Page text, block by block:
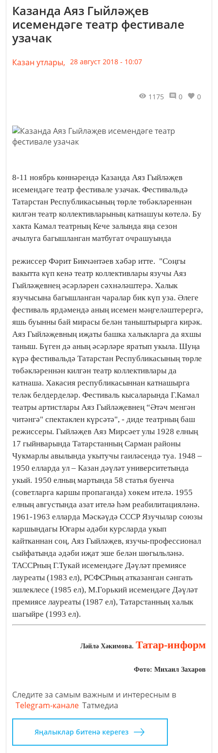
Казанда Аяз Гыйләҗев
исемендәге театр фестивале
узачак
Казан утлары, 28 август 2018 - 10:07
1175 0 0
8-11 ноябрь көннәрендә Казанда Аяз Гыйләҗев
исемендәге театр фестивале узачак. Фестивальдә
Татарстан Республикасының төрле төбәкләреннән
килгән театр коллективларының катнашуы көтелә. Бу
хакта Камал театрның Кече залында яңа сезон
ачылуга багышланган матбугат очрашуында
режиссер Фәрит Бикчәнтәев хәбәр итте. "Соңгы
вакытта күп кенә театр коллективлары язучы Аяз
Гыйләҗевнең әсәрләрен сәхнәләштерә. Халык
язучысына багышланган чаралар бик күп уза. Әлеге
фестиваль ярдәмендә аның исемен мәңгеләштерергә,
яшь буынны бай мирасы белән таныштырырга кирәк.
Аяз Гыйләҗевның иҗаты башка халыкларга да яхшы
таныш. Бүген дә аның әсәрләре яратып укыла. Шуңа
күрә фестивальдә Татарстан Республикасының төрле
төбәкләреннән килгән театр коллективлары да
катнаша. Хакасия республикасыннан катнашырга
теләк белдерделәр. Фестиваль кысаларында Г.Камал
театры артистлары Аяз Гыйләҗевнең “Әтәч менгән
читәнгә" спектаклен күрсәтә", - диде театрның баш
режиссеры. Гыйләҗев Аяз Мирсәет улы 1928 елның
17 гыйнварында Татарстанның Сарман районы
Чукмарлы авылында укытучы гаиләсендә туа. 1948 –
1950 елларда ул – Казан дәүләт университетында
укый. 1950 елның мартында 58 статья буенча
(советларга каршы пропаганда) хөкем ителә. 1955
елның августында азат ителә һәм реабилитацияләнә.
1961-1963 елларда Мәскәүдә СССР Язучылар союзы
каршындагы Югары әдәби курсларда укып
кайтканнан соң, Аяз Гыйләҗев, язучы-профессионал
сыйфатында әдәби иҗат эше белән шөгыльләнә.
ТАССРның Г.Тукай исемендәге Дәүләт премиясе
лауреаты (1983 ел), РСФСРның атказанган сәнгать
эшлеклесе (1985 ел), М.Горький исемендәге Дәүләт
премиясе лауреаты (1987 ел), Татарстанның халык
шагыйре (1993 ел).
Ләйлә Хәкимова. Татар-информ
Фото: Михаил Захаров
Следите за самым важным и интересным в
Telegram-канале Татмедиа
Яңалыклар битенә керегез